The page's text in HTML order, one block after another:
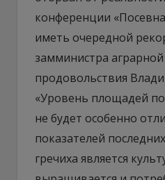
конференции
иметь очередной
замминистра
продовольствия
«Уровень площадей
не будет особенно
показателей
гречиха является